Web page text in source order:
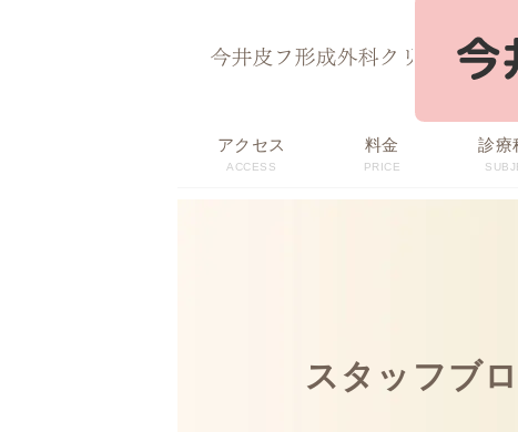
アクセス
ACCESS
料金
PRICE
診療
スタッフブ